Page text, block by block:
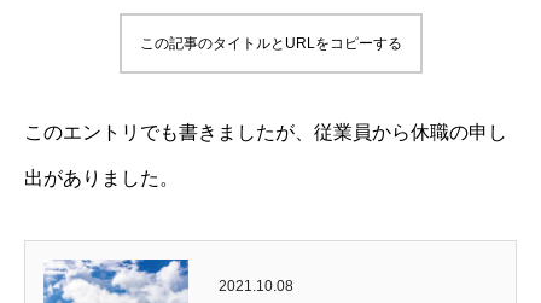
この記事のタイトルとURLをコピーする
このエントリでも書きましたが、従業員から休職の申し
出がありました。
2021.10.08